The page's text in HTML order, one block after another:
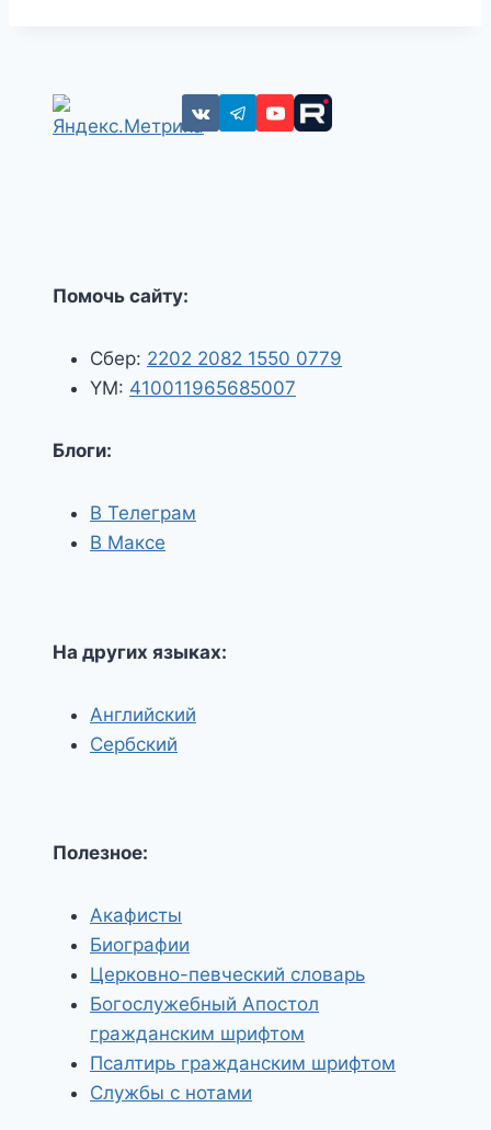
Помочь сайту:
Сбер: 2202 2082 1550 0779
YM: 410011965685007
Блоги:
В Телеграм
В Максе
На других языках:
Английский
Сербский
Полезное:
Акафисты
Биографии
Церковно-певческий словарь
Богослужебный Апостол
гражданским шрифтом
Псалтирь гражданским шрифтом
Службы с нотами